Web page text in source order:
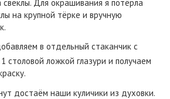
Для окрашивания я потёрла
на крупной тёрке и вручную
в отдельный стаканчик с
столовой ложкой глазури и получаем
достаём наши куличики из духовки.